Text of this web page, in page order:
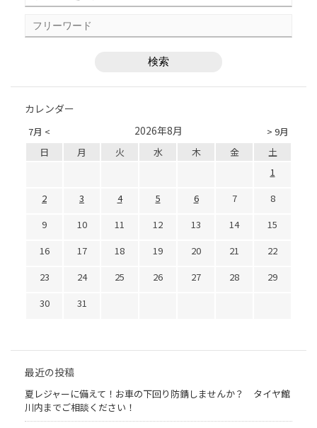
カレンダー
7月 < > 9月
2026年8月
日 月 火 水 木 金
土
1
2
3 4 5 6 7
8
9
10 11 12 13 14
15
16
17 18 19 20 21
22
23
24 25 26 27 28
29
30
31
最近の投稿
夏レジャーに備えて！お車の下回り防錆しませんか？ タイヤ館
川内までご相談ください！